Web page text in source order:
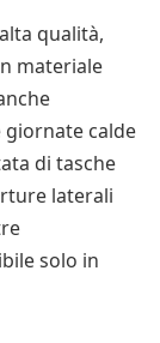
qualità,
materiale
giornate calde
di tasche
laterali
solo in